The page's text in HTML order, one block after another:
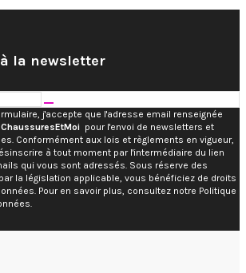
la newsletter
j'accepte que l'adresse email renseignée
pour l'envoi de newsletters et
Conformément aux lois et règlements en vigueur,
à tout moment par l'intermédiaire du lien
qui vous sont adressés. Sous réserve des
la législation applicable, vous bénéficiez de droits
Pour en savoir plus, consultez notre Politique